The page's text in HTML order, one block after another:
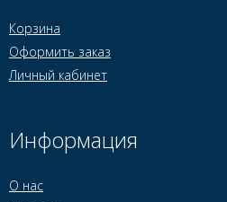
Корзина
Оформить заказ
Личный кабинет
Информация
О нас